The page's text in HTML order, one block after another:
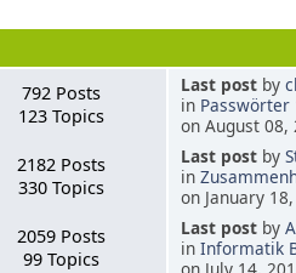
792 Posts
123 Topics
Last postby
in Passwörter
on August 08,
2182 Posts
330 Topics
Last postby
in
on January
2059 Posts
99 Topics
Last postby
in Informatik
on July 14,